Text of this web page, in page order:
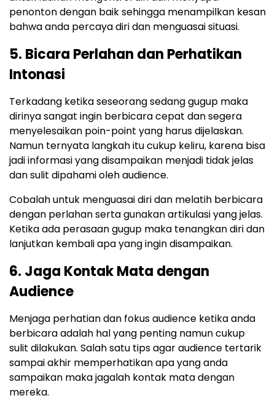
penonton dengan baik sehingga menampilkan kesan
bahwa anda percaya diri dan menguasai situasi.
5. Bicara Perlahan dan Perhatikan
Intonasi
Terkadang ketika seseorang sedang gugup maka
dirinya sangat ingin berbicara cepat dan segera
menyelesaikan poin-point yang harus dijelaskan.
Namun ternyata langkah itu cukup keliru, karena bisa
jadi informasi yang disampaikan menjadi tidak jelas
dan sulit dipahami oleh audience.
Cobalah untuk menguasai diri dan melatih berbicara
dengan perlahan serta gunakan artikulasi yang jelas.
Ketika ada perasaan gugup maka tenangkan diri dan
lanjutkan kembali apa yang ingin disampaikan.
6. Jaga Kontak Mata dengan
Audience
Menjaga perhatian dan fokus audience ketika anda
berbicara adalah hal yang penting namun cukup
sulit dilakukan. Salah satu tips agar audience tertarik
sampai akhir memperhatikan apa yang anda
sampaikan maka jagalah kontak mata dengan
mereka.